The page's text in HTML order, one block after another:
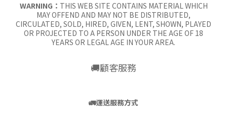
WARNING： THIS WEB SITE CONTAINS MATERIAL WHICH
MAY OFFEND AND MAY NOT BE DISTRIBUTED,
CIRCULATED, SOLD, HIRED, GIVEN, LENT, SHOWN, PLAYED
OR PROJECTED TO A PERSON UNDER THE AGE OF 18
YEARS OR LEGAL AGE IN YOUR AREA.
🚚顧客服務
🚛運送服務方式